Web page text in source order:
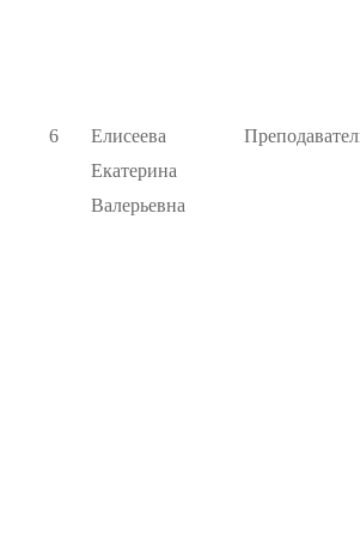
6
Елисеева
Екатерина
Валерьевна